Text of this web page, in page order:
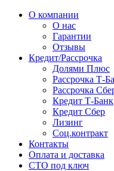
О компании
О нас
Гарантии
Отзывы
Кредит/Рассрочка
Долями Плюс
Рассрочка Т-
Рассрочка
Кредит Т-Банк
Кредит Сбер
Лизинг
Соц.контракт
Контакты
Оплата и доставка
СТО под ключ